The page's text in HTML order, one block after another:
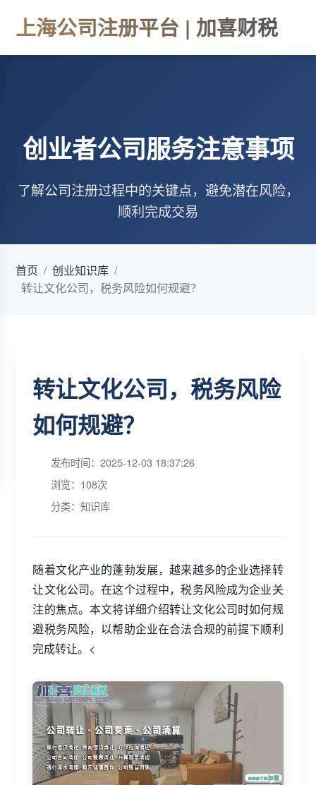
上海公司注册平台 | 加喜财税
创业者公司服务注意事项
了解公司注册过程中的关键点，避免潜在风险，
顺利完成交易
首页 / 创业知识库 /
转让文化公司，税务风险如何规避？
转让文化公司，税务风险
如何规避？
发布时间：2025-12-03 18:37:26
浏览：108次
分类：知识库
随着文化产业的蓬勃发展，越来越多的企业选择转
让文化公司。在这个过程中，税务风险成为企业关
注的焦点。本文将详细介绍转让文化公司时如何规
避税务风险，以帮助企业在合法合规的前提下顺利
完成转让。<